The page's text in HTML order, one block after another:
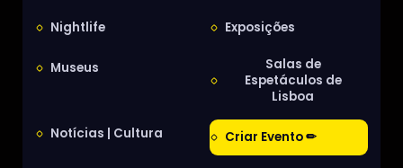
Nightlife Exposições
Museus
Salas de
Espetáculos de
Lisboa
Notícias | Cultura Criar Evento ✏